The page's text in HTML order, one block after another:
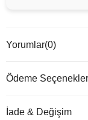
Yorumlar(0)
Ödeme
İade & Değişim